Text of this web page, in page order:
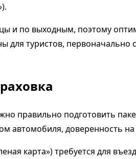
и по выходным, поэтому
туристов,
правильно подготовить
автомобиля, доверенность
карта») требуется для